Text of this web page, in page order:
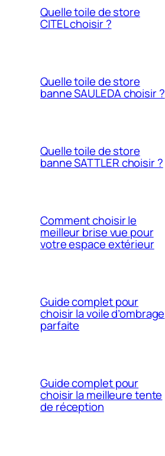
Quelle toile de store
CITEL choisir ?
Quelle toile de store
banne SAULEDA choisir ?
Quelle toile de store
banne SATTLER choisir ?
Comment choisir le
meilleur brise vue pour
votre espace extérieur
Guide complet pour
choisir la voile d’ombrage
parfaite
Guide complet pour
choisir la meilleure tente
de réception